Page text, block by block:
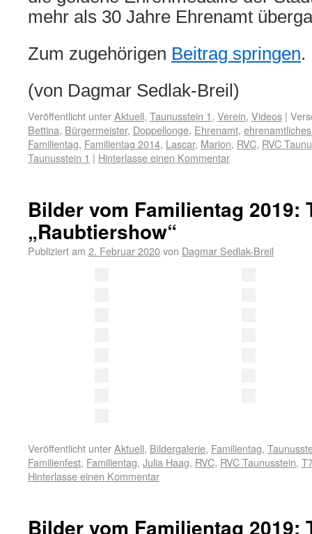
mehr als 30 Jahre Ehrenamt
Zum zugehörigen Beitrag springen.
(von Dagmar Sedlak-Breil)
Veröffentlicht unterAktuell, Taunusstein 1, Verein, Videos |
Bettina, Bürgermeister, Doppellonge, Ehrenamt,
Familientag, Familientag 2014, Lascar, Marion, RVC, RVC
Taunusstein 1 | Hinterlasse einen Kommentar
Bilder vom Familientag 2019:
„Raubtiershow“
Publiziert am 2. Februar 2020von Dagmar Sedlak-Breil
Veröffentlicht unterAktuell, Bildergalerie, Familientag,
Familienfest, Familientag, Julia Haag, RVC, RVC Taunusstein,
Hinterlasse einen Kommentar
Bilder vom Familientag 2019: